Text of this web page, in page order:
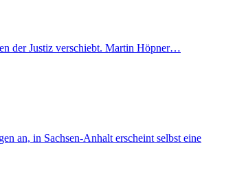
der Justiz verschiebt. Martin Höpner…
an, in Sachsen-Anhalt erscheint selbst eine